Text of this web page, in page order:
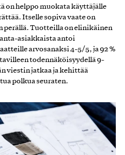
on helppo muokata käyttäjälle
Itselle sopiva vaate on
perällä. Tuotteilla on elinikäinen
asiakkaista antoi
arvosanaksi 4-5/5, ja 92 %
todennäköisyydellä 9-
viestin jatkaa ja kehittää
polkua seuraten.